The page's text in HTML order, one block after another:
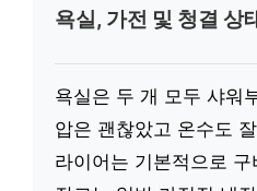
욕실, 가전 및 청결 상
욕실은 두 개 모두 샤워
압은 괜찮았고 온수도
라이어는 기본적으로